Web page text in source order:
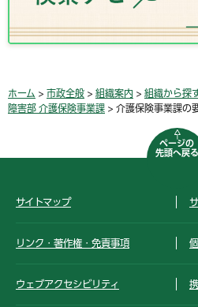
ホーム > 市政全般 > 組織案内 > 組織から探
障害部 介護保険事業課 > 介護保険事業課の
ページの
先頭へ戻る
サイトマップ
リンク・著作権・免責事項
ウェブアクセシビリティ